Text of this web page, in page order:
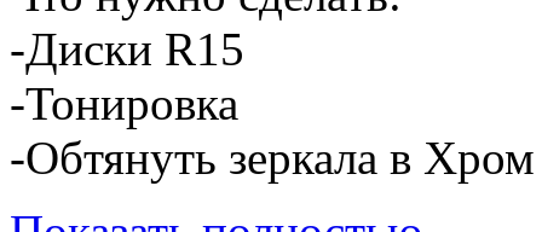
-Диски R15
-Тонировка
-Обтянуть зеркала в Хром